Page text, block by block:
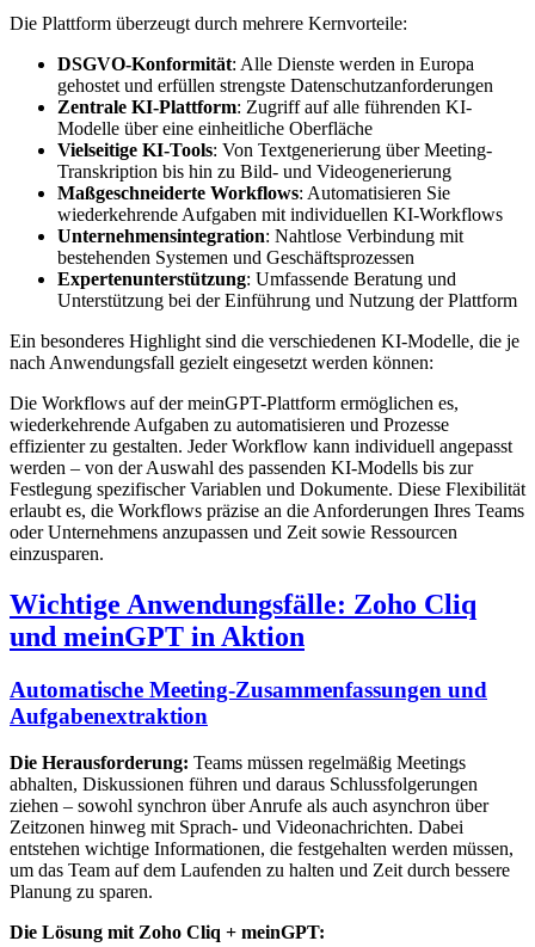
Die Plattform überzeugt durch mehrere Kernvorteile:
DSGVO-Konformität: Alle Dienste werden in Europa
gehostet und erfüllen strengste Datenschutzanforderungen
Zentrale KI-Plattform: Zugriff auf alle führenden KI-
Modelle über eine einheitliche Oberfläche
Vielseitige KI-Tools: Von Textgenerierung über Meeting-
Transkription bis hin zu Bild- und Videogenerierung
Maßgeschneiderte Workflows: Automatisieren Sie
wiederkehrende Aufgaben mit individuellen KI-Workflows
Unternehmensintegration: Nahtlose Verbindung mit
bestehenden Systemen und Geschäftsprozessen
Expertenunterstützung: Umfassende Beratung und
Unterstützung bei der Einführung und Nutzung der Plattform
Ein besonderes Highlight sind die verschiedenen KI-Modelle, die je
nach Anwendungsfall gezielt eingesetzt werden können:
Die Workflows auf der meinGPT-Plattform ermöglichen es,
wiederkehrende Aufgaben zu automatisieren und Prozesse
effizienter zu gestalten. Jeder Workflow kann individuell angepasst
werden – von der Auswahl des passenden KI-Modells bis zur
Festlegung spezifischer Variablen und Dokumente. Diese Flexibilität
erlaubt es, die Workflows präzise an die Anforderungen Ihres Teams
oder Unternehmens anzupassen und Zeit sowie Ressourcen
einzusparen.
Wichtige Anwendungsfälle: Zoho Cliq
und meinGPT in Aktion
Automatische Meeting-Zusammenfassungen und
Aufgabenextraktion
Die Herausforderung: Teams müssen regelmäßig Meetings
abhalten, Diskussionen führen und daraus Schlussfolgerungen
ziehen – sowohl synchron über Anrufe als auch asynchron über
Zeitzonen hinweg mit Sprach- und Videonachrichten. Dabei
entstehen wichtige Informationen, die festgehalten werden müssen,
um das Team auf dem Laufenden zu halten und Zeit durch bessere
Planung zu sparen.
Die Lösung mit Zoho Cliq + meinGPT: